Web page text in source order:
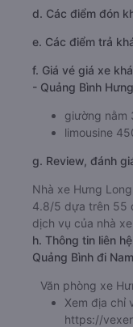
d. Các điểm đón
e. Các điểm trả
f. Giá vé giá xe
- Quảng Bình
giường
limousine
g. Review, đánh
Nhà xe Hưng
4.8/5 dựa trên 55
dịch vụ của nhà
h. Thông tin liên
Quảng Bình đi
Văn phòng xe
Xem địa chỉ
https://